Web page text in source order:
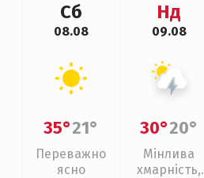
Сб
08.08
35°21°
Переважно
ясно
Нд
09.08
30°20°
Мінлива
хмарність,